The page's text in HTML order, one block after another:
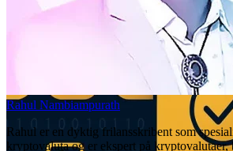
Rahul Nambiampurath
Rahul er en dyktig frilansskribent som
kryptovaluta og er ekspert på